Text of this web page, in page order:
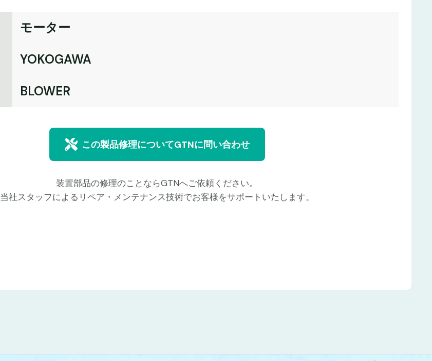
モーター
YOKOGAWA
BLOWER
この製品修理についてGTNに問い合わせ
装置部品の修理のことならGTNへご依頼ください。
当社スタッフによるリペア・メンテナンス技術でお客様をサポートいたします。